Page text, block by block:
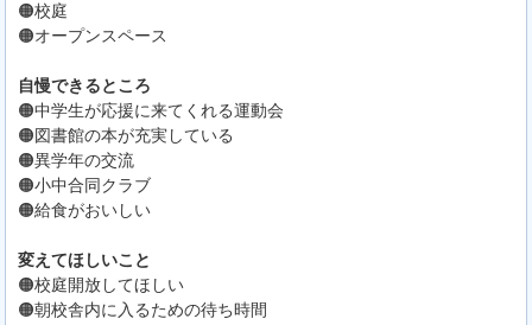
🟠校庭
🟠オープンスペース
自慢できるところ
🟠中学生が応援に来てくれる運動会
🟠図書館の本が充実している
🟠異学年の交流
🟠小中合同クラブ
🟠給食がおいしい
変えてほしいこと
🟠校庭開放してほしい
🟠朝校舎内に入るための待ち時間